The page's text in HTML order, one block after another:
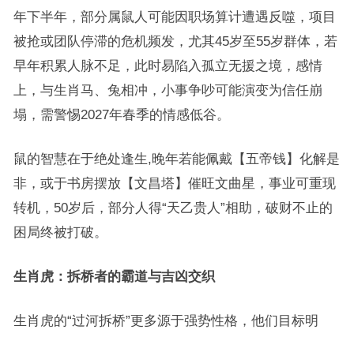
年下半年，部分属鼠人可能因职场算计遭遇反噬，项目
被抢或团队停滞的危机频发，尤其45岁至55岁群体，若
早年积累人脉不足，此时易陷入孤立无援之境，感情
上，与生肖马、兔相冲，小事争吵可能演变为信任崩
塌，需警惕2027年春季的情感低谷。
鼠的智慧在于绝处逢生,晚年若能佩戴【五帝钱】化解是
非，或于书房摆放【文昌塔】催旺文曲星，事业可重现
转机，50岁后，部分人得“天乙贵人”相助，破财不止的
困局终被打破。
生肖虎：拆桥者的霸道与吉凶交织
生肖虎的“过河拆桥”更多源于强势性格，他们目标明